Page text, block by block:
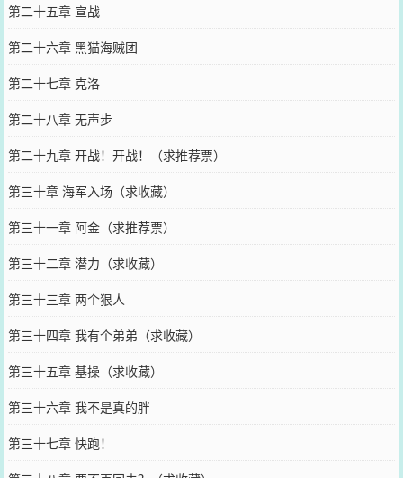
第二十五章 宣战
第二十六章 黑猫海贼团
第二十七章 克洛
第二十八章 无声步
第二十九章 开战！开战！（求推荐票）
第三十章 海军入场（求收藏）
第三十一章 阿金（求推荐票）
第三十二章 潜力（求收藏）
第三十三章 两个狠人
第三十四章 我有个弟弟（求收藏）
第三十五章 基操（求收藏）
第三十六章 我不是真的胖
第三十七章 快跑！